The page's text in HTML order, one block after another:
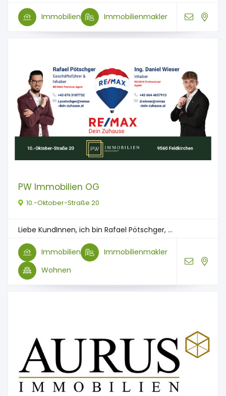
Immobilien Immobilienmakler
PW Immobilien OG
10.-Oktober-Straße 20
Liebe KundInnen, ich bin Rafael Pötschger, ...
Immobilien
Immobilienmakler
Wohnen